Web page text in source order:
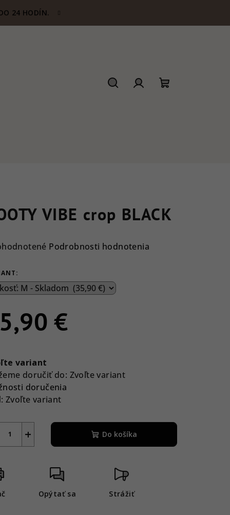
24 HODÍN.
VIBE crop BLACK
Podrobnosti hodnotenia
€
variant
doručiť do: Zvoľte variant
doručenia
Zvoľte variant
+ Do košíka
Opýtať sa Strážiť